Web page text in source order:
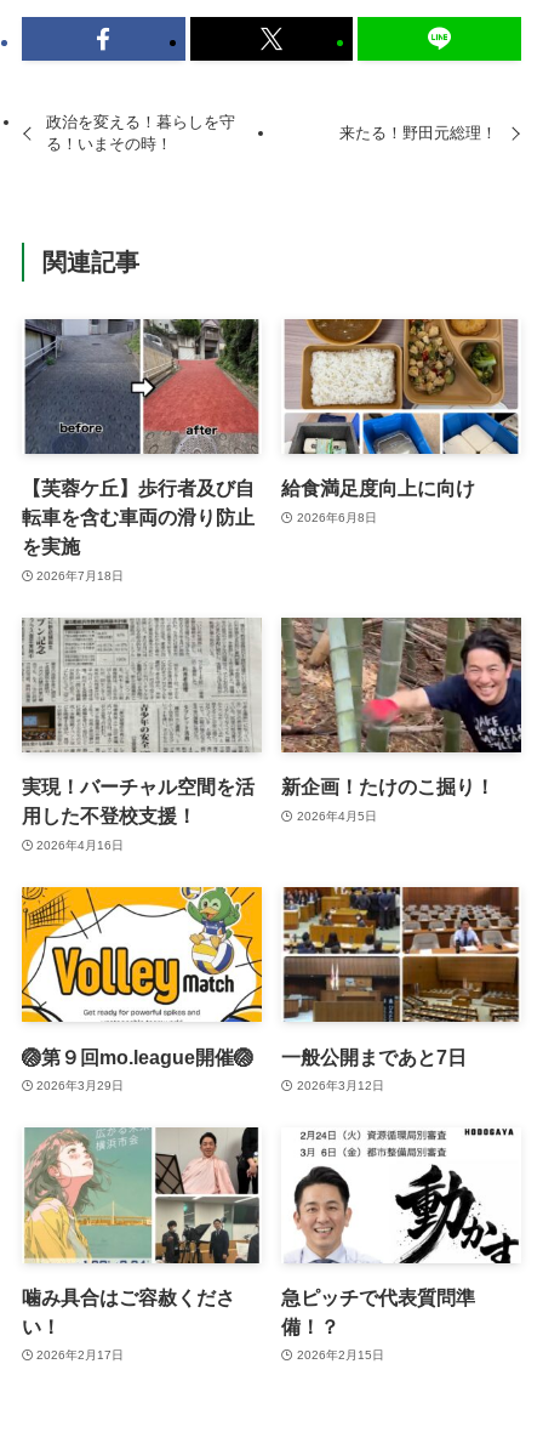
政治を変える！暮らしを守
る！いまその時！
来たる！野田元総理！
関連記事
【芙蓉ケ丘】歩行者及び自
転車を含む車両の滑り防止
を実施
2026年7月18日
給食満足度向上に向け
2026年6月8日
実現！バーチャル空間を活
用した不登校支援！
2026年4月16日
新企画！たけのこ掘り！
2026年4月5日
🏐第９回mo.league開催🏐
2026年3月29日
一般公開まであと7日
2026年3月12日
噛み具合はご容赦くださ
い！
2026年2月17日
急ピッチで代表質問準
備！？
2026年2月15日